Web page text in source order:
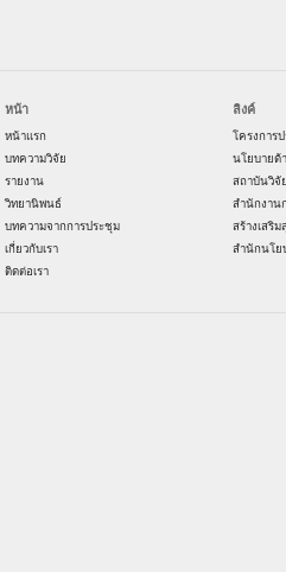
หน้า
หน้าแรก
บทความวิจัย
รายงาน
วิทยานิพนธ์
บทความจากการประชุม
เกี่ยวกับเรา
ติดต่อเรา
ลิงค์
โครงการ
นโยบายด้
สถาบันวิจั
สำนักงาน
สร้างเสริ
สำนักนโย